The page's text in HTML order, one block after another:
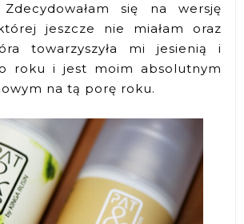
Zdecydowałam się na wersję
jeszcze nie miałam oraz
towarzyszyła mi jesienią i
roku i jest moim absolutnym
na tą porę roku.